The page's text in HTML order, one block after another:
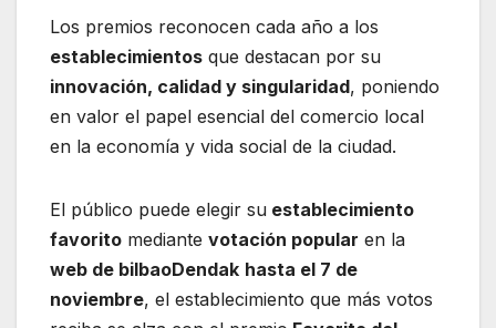
Los premios reconocen cada año a los
establecimientos que destacan por su
innovación, calidad y singularidad, poniendo
en valor el papel esencial del comercio local
en la economía y vida social de la ciudad.
El público puede elegir su establecimiento
favorito mediante votación popular en la
web de bilbaoDendak hasta el 7 de
noviembre, el establecimiento que más votos